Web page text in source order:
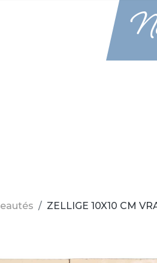
ZELLIGE 10X10 CM